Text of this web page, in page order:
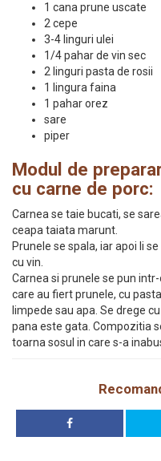
1 cana prune uscate
2 cepe
3-4 linguri ulei
1/4 pahar de vin sec
2 linguri pasta de rosii
1 lingura faina
1 pahar orez
sare
piper
Modul de
cu carne de porc:
Carnea se taie bucati, se
ceapa taiata marunt.
Prunele se spala, iar apoi li
cu vin.
Carnea si prunele se pun
care au fiert prunele, cu
limpede sau apa. Se drege
pana este gata. Compozitia
toarna sosul in care s-a